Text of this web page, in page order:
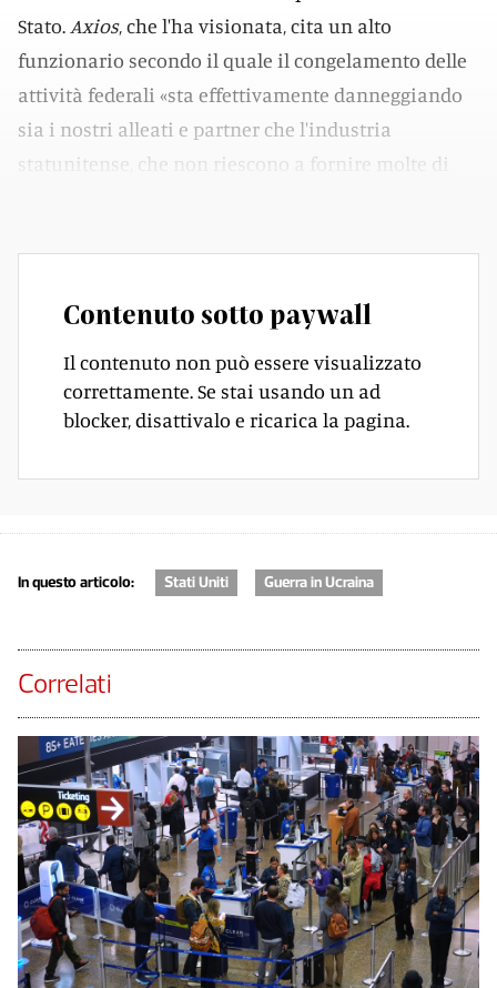
Stato. Axios, che l'ha visionata, cita un alto
funzionario secondo il quale il congelamento delle
attività federali «sta effettivamente danneggiando
sia i nostri alleati e partner che l'industria
statunitense, che non riescono a fornire molte di
Contenuto sotto paywall
Il contenuto non può essere visualizzato
correttamente. Se stai usando un ad
blocker, disattivalo e ricarica la pagina.
In questo articolo: Stati Uniti Guerra in Ucraina
Correlati